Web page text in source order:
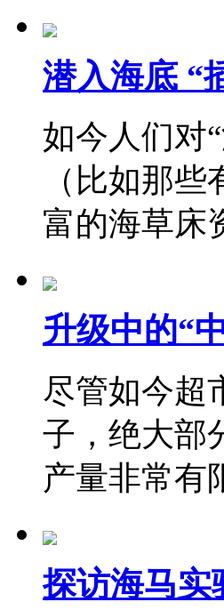
潜入海底 “
如今人们对
（比如那
富的海草
升级中的“
尽管如今超
子，绝大部
产量非常
探访海马实